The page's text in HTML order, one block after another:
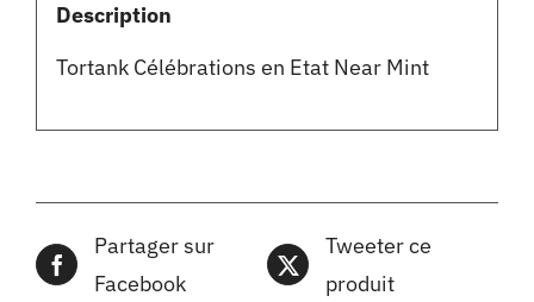
Description
Tortank Célébrations en Etat Near Mint
Partager sur
Facebook
Tweeter ce
produit